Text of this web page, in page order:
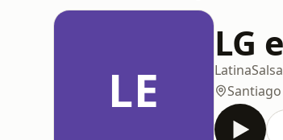
LE
LG
LatinaSalsa